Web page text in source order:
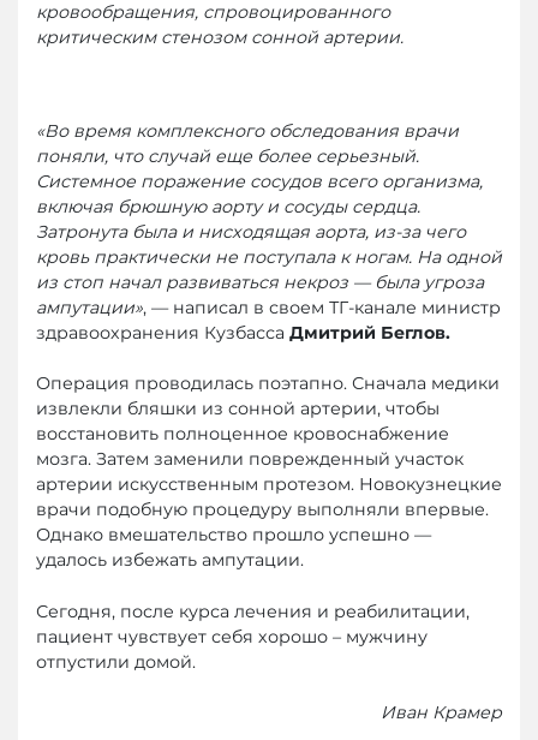
кровообращения, спровоцированного
критическим стенозом сонной артерии.
«Во время комплексного обследования врачи
поняли, что случай еще более серьезный.
Системное поражение сосудов всего организма,
включая брюшную аорту и сосуды сердца.
Затронута была и нисходящая аорта, из-за чего
кровь практически не поступала к ногам. На одной
из стоп начал развиваться некроз — была угроза
ампутации», — написал в своем ТГ-канале министр
здравоохранения Кузбасса Дмитрий Беглов.
Операция проводилась поэтапно. Сначала медики
извлекли бляшки из сонной артерии, чтобы
восстановить полноценное кровоснабжение
мозга. Затем заменили поврежденный участок
артерии искусственным протезом. Новокузнецкие
врачи подобную процедуру выполняли впервые.
Однако вмешательство прошло успешно —
удалось избежать ампутации.
Сегодня, после курса лечения и реабилитации,
пациент чувствует себя хорошо – мужчину
отпустили домой.
Иван Крамер